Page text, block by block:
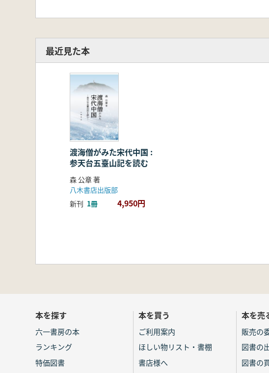
最近見た本
渡海僧がみた宋代中国 :
参天台五臺山記を読む
森 公章 著
八木書店出版部
新刊 1冊 4,950円
本を探す
六一書房の本
ランキング
特価図書
本を買う
ご利用案内
ほしい物リスト・書棚
書店様へ
本を売
販売の
図書の
図書の